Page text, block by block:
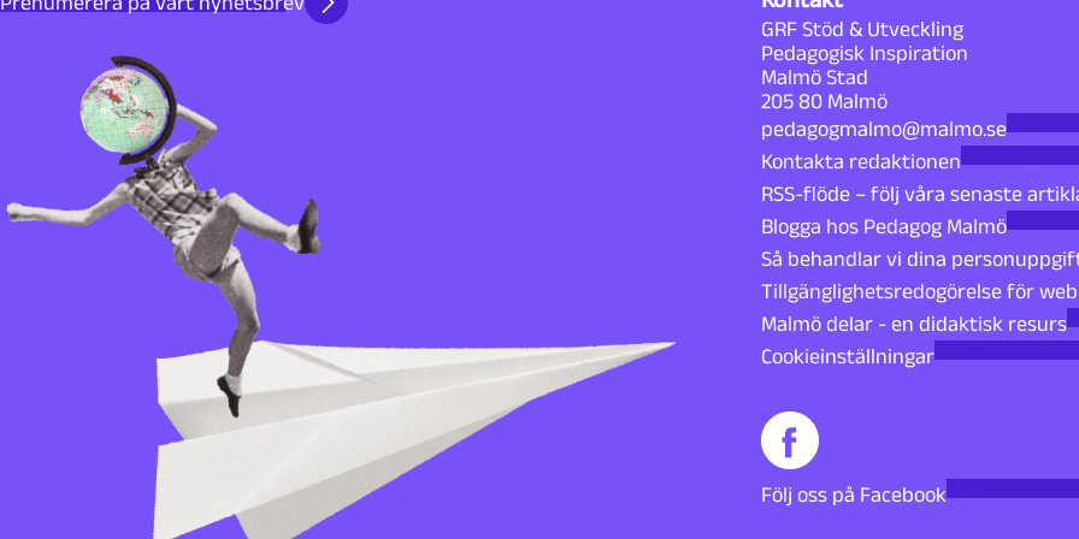
GRF Stöd & Utveckling
Pedagogisk Inspiration
Malmö Stad
205 80 Malmö
pedagogmalmo@malmo.se
Kontakta redaktionen
RSS-flöde – följ våra senaste
Blogga hos Pedagog Malmö
Så behandlar vi dina
Tillgänglighetsredogörelse för
Malmö delar - en didaktisk resurs
Cookieinställningar
Följ oss på Facebook